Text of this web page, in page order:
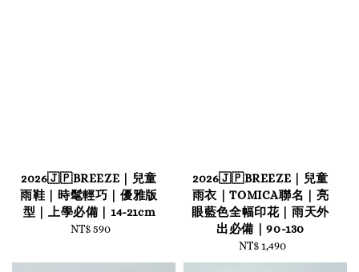
2026🇯🇵BREEZE｜兒童
雨鞋｜時髦輕巧｜優雅版
型｜上學必備｜14-21cm
Regular
NT$ 590
2026🇯🇵BREEZE｜兒童
雨衣｜TOMICA聯名｜亮
眼藍色全幅印花｜雨天外
出必備｜90-130
Regular
price
NT$ 1,490